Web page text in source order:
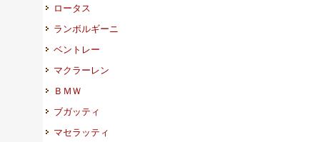
ロータス
ランボルギーニ
ベントレー
マクラーレン
ＢＭＷ
ブガッティ
マセラッティ